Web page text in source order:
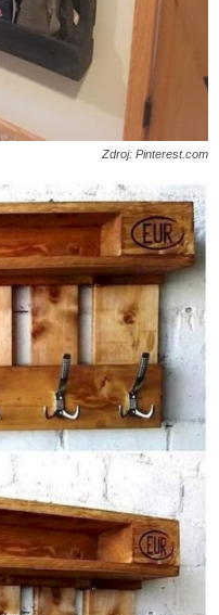
Zdroj: Pinterest.com